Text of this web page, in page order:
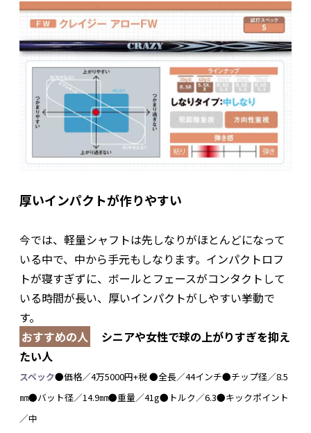
厚いインパクトが作りやすい
今では、軽量シャフトは先しなりがほとんどになって
いる中で、中から手元もしなります。インパクトロフ
トが寝すぎずに、ボールとフェースがコンタクトして
いる時間が長い、厚いインパクトがしやすい挙動で
す。
おすすめの人
シニアや女性で球の上がりすぎを抑え
たい人
スペック●価格／4万5000円+税 ●全長／44インチ●チップ径／8.5
㎜●バット径／14.9㎜●重量／41g●トルク／6.3●キックポイント
／中